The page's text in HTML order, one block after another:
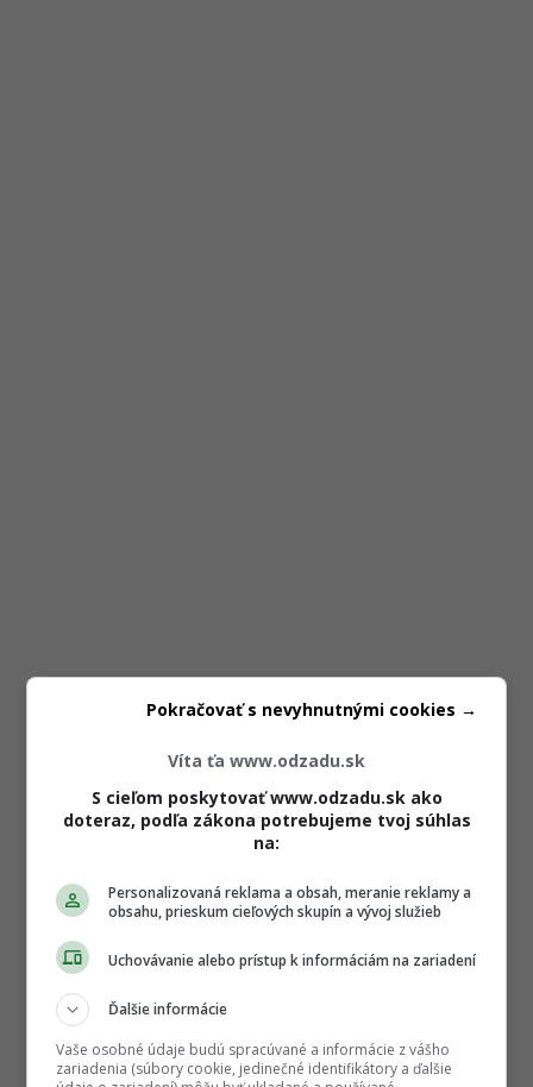
Víta ťa www.odzadu.sk
S cieľom poskytovať www.odzadu.sk ako
doteraz, podľa zákona potrebujeme tvoj súhlas
na:
Personalizovaná reklama a obsah, meranie reklamy a
obsahu, prieskum cieľových skupín a vývoj služieb
Uchovávanie alebo prístup k informáciám na zariadení
Ďalšie informácie
Vaše osobné údaje budú spracúvané a informácie z vášho
zariadenia (súbory cookie, jedinečné identifikátory a ďalšie
Pokračovať s nevyhnutnými cookies →